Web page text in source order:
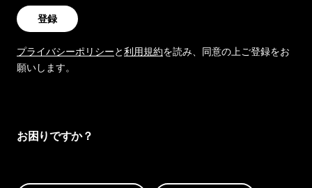
登録
プライバシーポリシーと利用規約を読み、同意の上ご登録をお
願いします。
お困りですか？